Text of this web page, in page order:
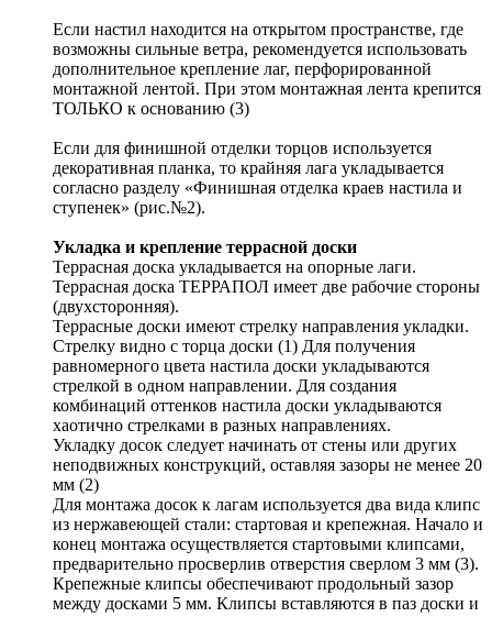
Если настил находится на открытом пространстве, где
возможны сильные ветра, рекомендуется использовать
дополнительное крепление лаг, перфорированной
монтажной лентой. При этом монтажная лента крепится
ТОЛЬКО к основанию (3)
Если для финишной отделки торцов используется
декоративная планка, то крайняя лага укладывается
согласно разделу «Финишная отделка краев настила и
ступенек» (рис.№2).
Укладка и крепление террасной доски
Террасная доска укладывается на опорные лаги.
Террасная доска ТЕРРАПОЛ имеет две рабочие стороны
(двухсторонняя).
Террасные доски имеют стрелку направления укладки.
Стрелку видно с торца доски (1) Для получения
равномерного цвета настила доски укладываются
стрелкой в одном направлении. Для создания
комбинаций оттенков настила доски укладываются
хаотично стрелками в разных направлениях.
Укладку досок следует начинать от стены или других
неподвижных конструкций, оставляя зазоры не менее 20
мм (2)
Для монтажа досок к лагам используется два вида клипс
из нержавеющей стали: стартовая и крепежная. Начало и
конец монтажа осуществляется стартовыми клипсами,
предварительно просверлив отверстия сверлом 3 мм (3).
Крепежные клипсы обеспечивают продольный зазор
между досками 5 мм. Клипсы вставляются в паз доски и